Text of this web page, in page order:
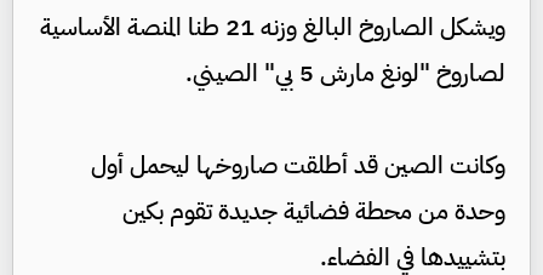
ويشكل الصاروخ البالغ وزنه 21 طنا المنصة الأساسية
لصاروخ "لونغ مارش 5 بي" الصيني.
وكانت الصين قد أطلقت صاروخها ليحمل أول
وحدة من محطة فضائية جديدة تقوم بكين
بتشييدها في الفضاء.